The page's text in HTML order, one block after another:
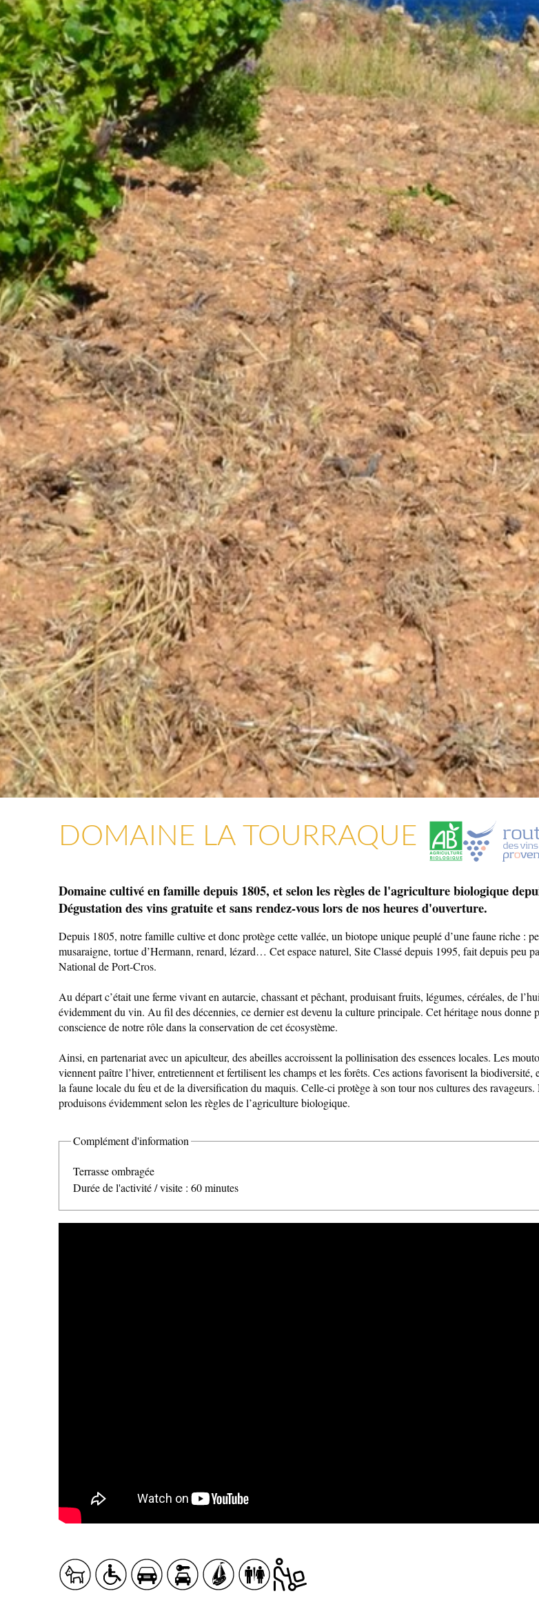
CÔTÉ MER
ANIMATIONS
ARTISANAT & GALERIES D’ART
AIR DE DÉTENTE
CHOEUR DE FESTIVITÉS
SAVEURS LOCALES
FORMULAIRE DE CONTACT
VOS QUESTIONS, NOS RÉPONSES
DÉVELOPPEMENT DURABLE
COMMERCES, SERVICES & ARTISANS
DOMAINE LA TOURRAQUE
Domaine cultivé en famille depuis 1805, et selon les règles de l'agriculture biologique
Dégustation des vins gratuite et sans rendez-vous lors de nos heures d'ouverture.
Depuis 1805, notre famille cultive et donc protège cette vallée, un biotope unique peuplé d’une faune riche :
musaraigne, tortue d’Hermann, renard, lézard… Cet espace naturel, Site Classé depuis 1995, fait depuis peu
National de Port-Cros.
Au départ c’était une ferme vivant en autarcie, chassant et pêchant, produisant fruits, légumes, céréales, de
évidemment du vin. Au fil des décennies, ce dernier est devenu la culture principale. Cet héritage nous donne
conscience de notre rôle dans la conservation de cet écosystème.
Ainsi, en partenariat avec un apiculteur, des abeilles accroissent la pollinisation des essences locales. Les
viennent paître l’hiver, entretiennent et fertilisent les champs et les forêts. Ces actions favorisent la biodiversité,
la faune locale du feu et de la diversification du maquis. Celle-ci protège à son tour nos cultures des ravageurs.
produisons évidemment selon les règles de l’agriculture biologique.
Complément d'information
Terrasse ombragée
Durée de l'activité / visite : 60 minutes